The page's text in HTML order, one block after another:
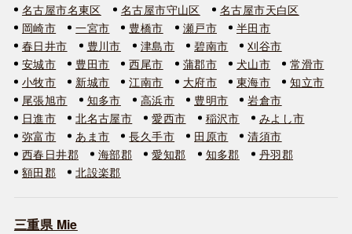
名古屋市名東区
名古屋市守山区
名古屋市天白区
岡崎市
一宮市 豊橋市 瀬戸市
半田市
春日井市
豊川市 津島市 碧南市
刈谷市
安城市
豊田市 西尾市 蒲郡市 犬山市
常滑市
小牧市
新城市 江南市 大府市 東海市
知立市
尾張旭市
知多市 高浜市 豊明市
岩倉市
日進市
北名古屋市 愛西市 稲沢市
みよし市
弥富市
あま市 長久手市 田原市
清須市
西春日井郡
海部郡 愛知郡 知多郡
丹羽郡
額田郡
北設楽郡
三重県 Mie